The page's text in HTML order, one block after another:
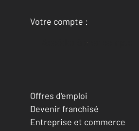
Votre compte :
Accéder à mon compte
Offres d'emploi
Devenir franchisé
Entreprise et commerce